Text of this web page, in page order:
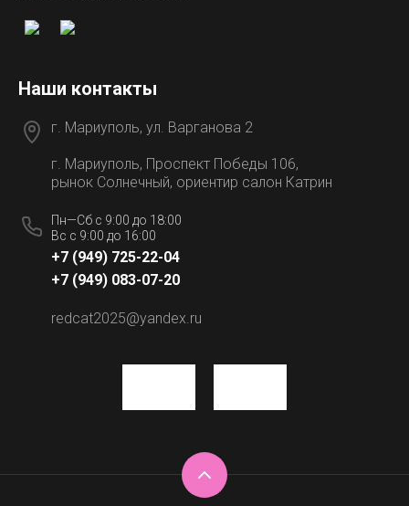
Наши контакты
г. Мариуполь, ул. Варганова 2
г. Мариуполь, Проспект Победы 106,
рынок Солнечный, ориентир салон Катрин
Пн—Сб с 9:00 до 18:00
Вс с 9:00 до 16:00
+7 (949) 725-22-04
+7 (949) 083-07-20
redcat2025@yandex.ru